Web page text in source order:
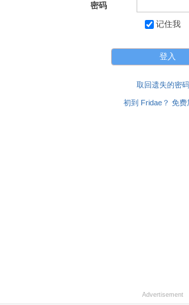
密码
记住我
取回遗失的密码
初到 Fridae？ 免费
Advertisement